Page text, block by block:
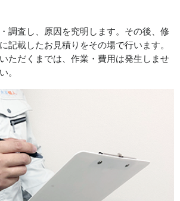
調査し、原因を究明します。その後、修
記載したお見積りをその場で行います。
ただくまでは、作業・費用は発生しませ
。